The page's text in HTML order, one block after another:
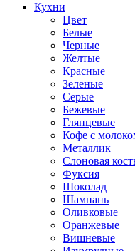
Кухни
Цвет
Белые
Черные
Желтые
Красные
Зеленые
Серые
Бежевые
Глянцевые
Кофе с
Металлик
Слоновая
Фуксия
Шоколад
Шампань
Оливковые
Оранжевые
Вишневые